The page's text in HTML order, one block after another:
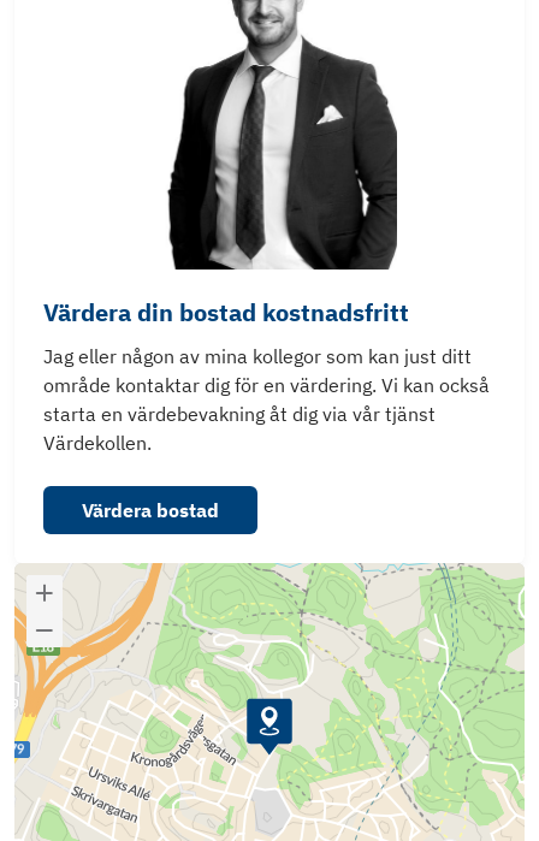
Värdera din bostad kostnadsfritt
Jag eller någon av mina kollegor som kan just ditt
område kontaktar dig för en värdering. Vi kan också
starta en värdebevakning åt dig via vår tjänst
Värdekollen.
Värdera bostad